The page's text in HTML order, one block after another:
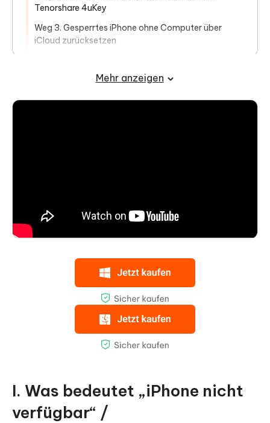
Tenorshare 4uKey
Weg 3. Gesperrtes iPhone ohne Computer über
iCloud zurücksetzen
Mehr anzeigen
I. Was bedeutet „iPhone nicht
verfügbar“ /